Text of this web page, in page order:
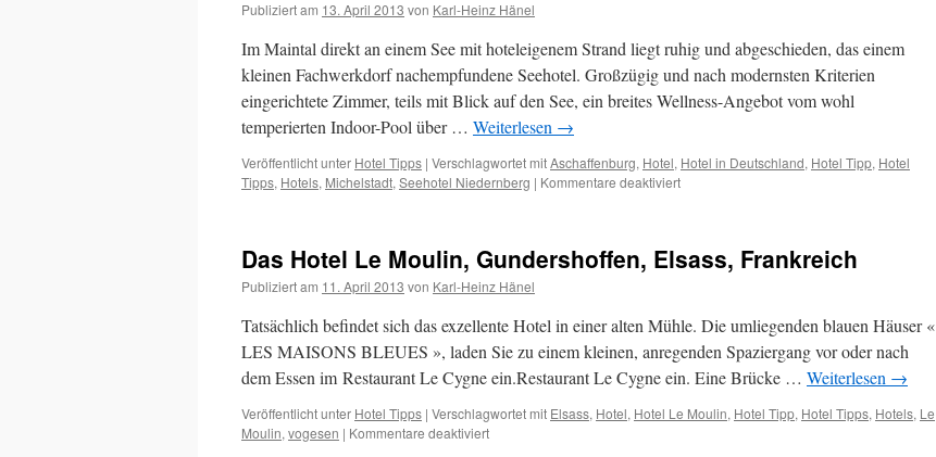
Publiziert am 13. April 2013 von Karl-Heinz Hänel
Im Maintal direkt an einem See mit hoteleigenem Strand liegt ruhig und abgeschieden, das einem
kleinen Fachwerkdorf nachempfundene Seehotel. Großzügig und nach modernsten Kriterien
eingerichtete Zimmer, teils mit Blick auf den See, ein breites Wellness-Angebot vom wohl
temperierten Indoor-Pool über … Weiterlesen →
Veröffentlicht unter Hotel Tipps | Verschlagwortet mitAschaffenburg, Hotel, Hotel in Deutschland, Hotel Tipp, Hotel
Tipps, Hotels, Michelstadt, Seehotel Niedernberg | Kommentare deaktiviertfür
Oase
zwischen
und
Michelstadt
Das Hotel Le Moulin, Gundershoffen, Elsass, Frankreich
Publiziert am 11. April 2013 von Karl-Heinz Hänel
Tatsächlich befindet sich das exzellente Hotel in einer alten Mühle. Die umliegenden blauen Häuser «
LES MAISONS BLEUES », laden Sie zu einem kleinen, anregenden Spaziergang vor oder nach
dem Essen im Restaurant Le Cygne ein.Restaurant Le Cygne ein. Eine Brücke … Weiterlesen →
Veröffentlicht unter Hotel Tipps | Verschlagwortet mit Elsass, Hotel, Hotel Le Moulin, Hotel Tipp, Hotel Tipps, Hotels, Le
Moulin, vogesen | Kommentare deaktiviertfür